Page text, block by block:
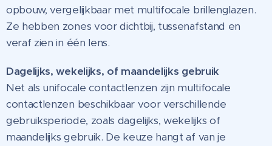
opbouw, vergelijkbaar met multifocale brillenglazen.
Ze hebben zones voor dichtbij, tussenafstand en
veraf zien in één lens.
Dagelijks, wekelijks, of maandelijks gebruik
Net als unifocale contactlenzen zijn multifocale
contactlenzen beschikbaar voor verschillende
gebruiksperiode, zoals dagelijks, wekelijks of
maandelijks gebruik. De keuze hangt af van je